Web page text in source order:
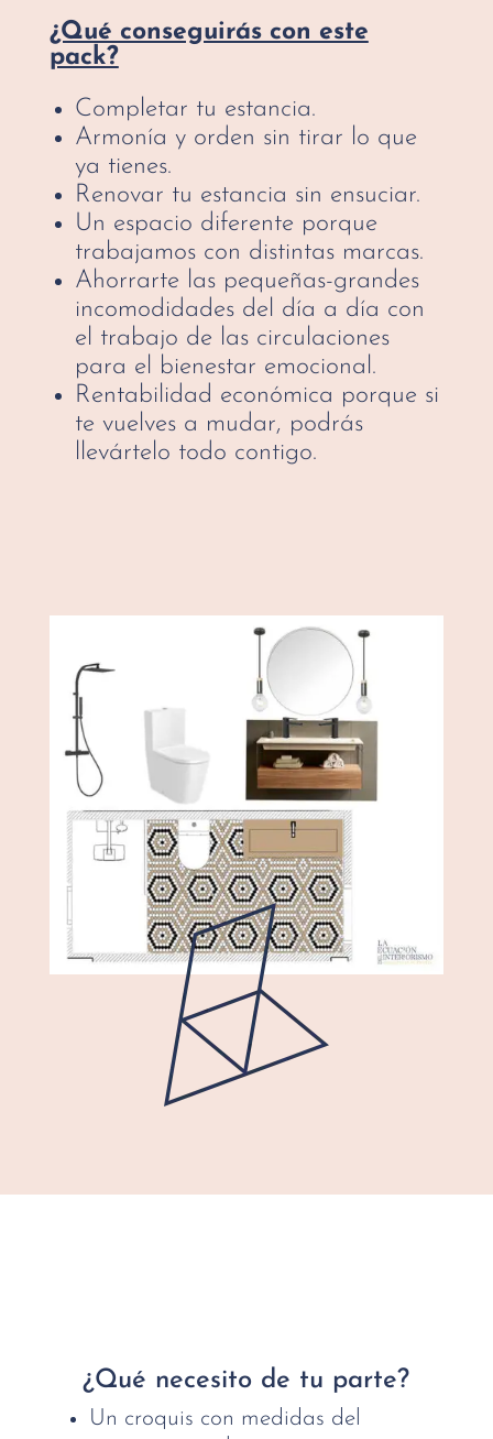
¿Qué conseguirás con este
pack?
Completar tu estancia.
Armonía y orden sin tirar lo que
ya tienes.
Renovar tu estancia sin ensuciar.
Un espacio diferente porque
trabajamos con distintas marcas.
Ahorrarte las pequeñas-grandes
incomodidades del día a día con
el trabajo de las circulaciones
para el bienestar emocional.
Rentabilidad económica porque si
te vuelves a mudar, podrás
llevártelo todo contigo.
¿Qué necesito de tu parte?
Un croquis con medidas del